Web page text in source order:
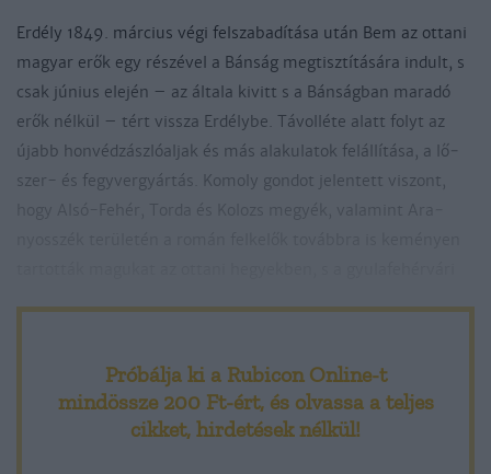
Er­dély 1849. már­cius vé­gi fel­sza­ba­dí­tá­sa után Bem az ot­ta­ni
ma­gyar erők egy ré­szé­vel a Bán­ság meg­tisz­tí­tá­sá­ra in­dult, s
csak jú­nius ele­jén – az ál­ta­la ki­vitt s a Bán­ság­ban ma­ra­dó
erők nél­kül – tért vissza Er­dély­be. Tá­vol­lé­te alatt folyt az
újabb hon­véd­zász­ló­al­jak és más ala­ku­la­tok felál­lí­tá­sa, a lő­
szer- és fegy­ver­gyár­tás. Ko­moly gon­dot je­len­tett vi­szont,
Próbálja ki a Rubicon Online-t
mindössze 200 Ft-ért, és olvassa a teljes
cikket, hirdetések nélkül!